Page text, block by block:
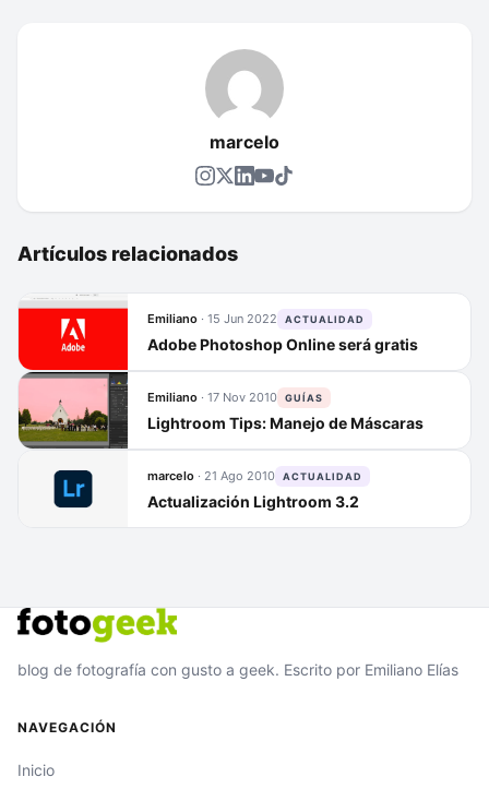
marcelo
Artículos relacionados
Emiliano · 15 Jun 2022 ACTUALIDAD
Adobe Photoshop Online será gratis
Emiliano · 17 Nov 2010 GUÍAS
Lightroom Tips: Manejo de Máscaras
marcelo · 21 Ago 2010 ACTUALIDAD
Actualización Lightroom 3.2
blog de fotografía con gusto a geek. Escrito por Emiliano Elías
NAVEGACIÓN
Inicio